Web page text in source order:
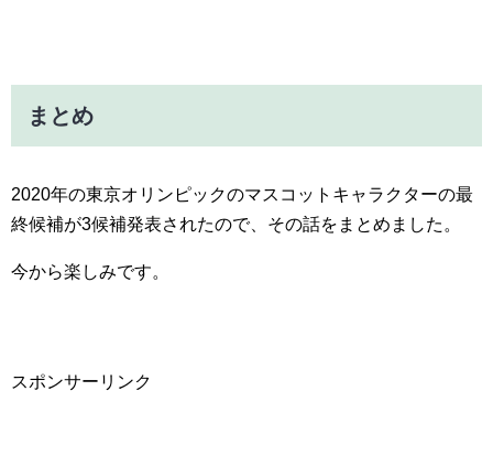
まとめ
2020年の東京オリンピックのマスコットキャラクターの最
終候補が3候補発表されたので、その話をまとめました。
今から楽しみです。
スポンサーリンク